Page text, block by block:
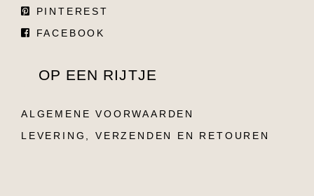
PINTEREST
FACEBOOK
OP EEN RIJTJE
ALGEMENE VOORWAARDEN
LEVERING, VERZENDEN EN RETOUREN